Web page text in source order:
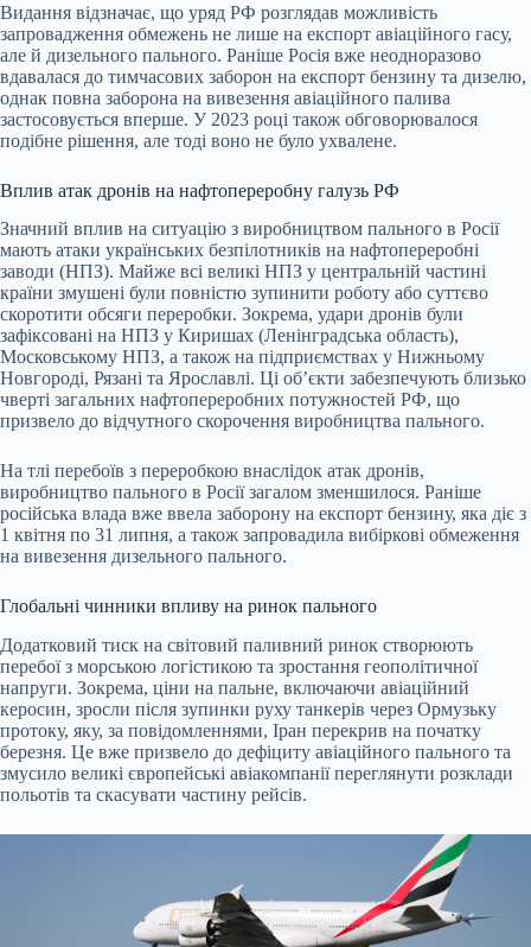
Видання відзначає, що уряд РФ розглядав можливість
запровадження обмежень не лише на експорт авіаційного гасу,
але й дизельного пального. Раніше Росія вже неодноразово
вдавалася до тимчасових заборон на експорт бензину та дизелю,
однак повна заборона на вивезення авіаційного палива
застосовується вперше. У 2023 році також обговорювалося
подібне рішення, але тоді воно не було ухвалене.
Вплив атак дронів на нафтопереробну галузь РФ
Значний вплив на ситуацію з виробництвом пального в Росії
мають атаки українських безпілотників на нафтопереробні
заводи (НПЗ). Майже всі великі НПЗ у центральній частині
країни змушені були повністю зупинити роботу або суттєво
скоротити обсяги переробки. Зокрема, удари дронів були
зафіксовані на НПЗ у Киришах (Ленінградська область),
Московському НПЗ, а також на підприємствах у Нижньому
Новгороді, Рязані та Ярославлі. Ці об’єкти забезпечують близько
чверті загальних нафтопереробних потужностей РФ, що
призвело до відчутного скорочення виробництва пального.
На тлі перебоїв з переробкою внаслідок атак дронів,
виробництво пального в Росії загалом зменшилося. Раніше
російська влада вже ввела заборону на експорт бензину, яка діє з
1 квітня по 31 липня, а також запровадила вибіркові обмеження
на вивезення дизельного пального.
Глобальні чинники впливу на ринок пального
Додатковий тиск на світовий паливний ринок створюють
перебої з морською логістикою та зростання геополітичної
напруги. Зокрема, ціни на пальне, включаючи авіаційний
керосин, зросли після зупинки руху танкерів через Ормузьку
протоку, яку, за повідомленнями, Іран перекрив на початку
березня. Це вже призвело до дефіциту авіаційного пального та
змусило великі європейські авіакомпанії переглянути розклади
польотів та скасувати частину рейсів.